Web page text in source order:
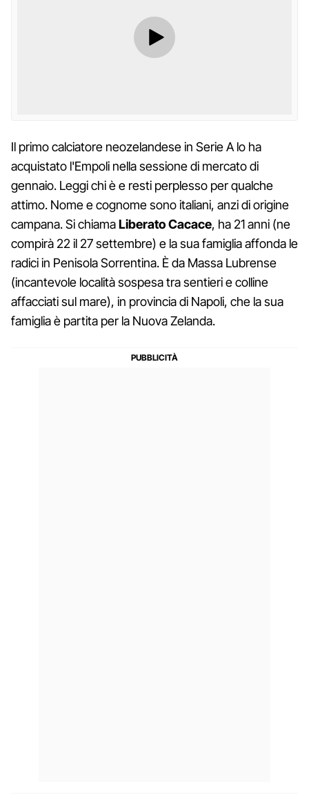
Il primo calciatore neozelandese in Serie A lo ha
acquistato l'Empoli nella sessione di mercato di
gennaio. Leggi chi è e resti perplesso per qualche
attimo. Nome e cognome sono italiani, anzi di origine
campana. Si chiamaLiberato Cacace, ha 21 anni (ne
compirà 22 il 27 settembre) e la sua famiglia affonda le
radici in Penisola Sorrentina. È da Massa Lubrense
(incantevole località sospesa tra sentieri e colline
affacciati sul mare), in provincia di Napoli, che la sua
famiglia è partita per la Nuova Zelanda.